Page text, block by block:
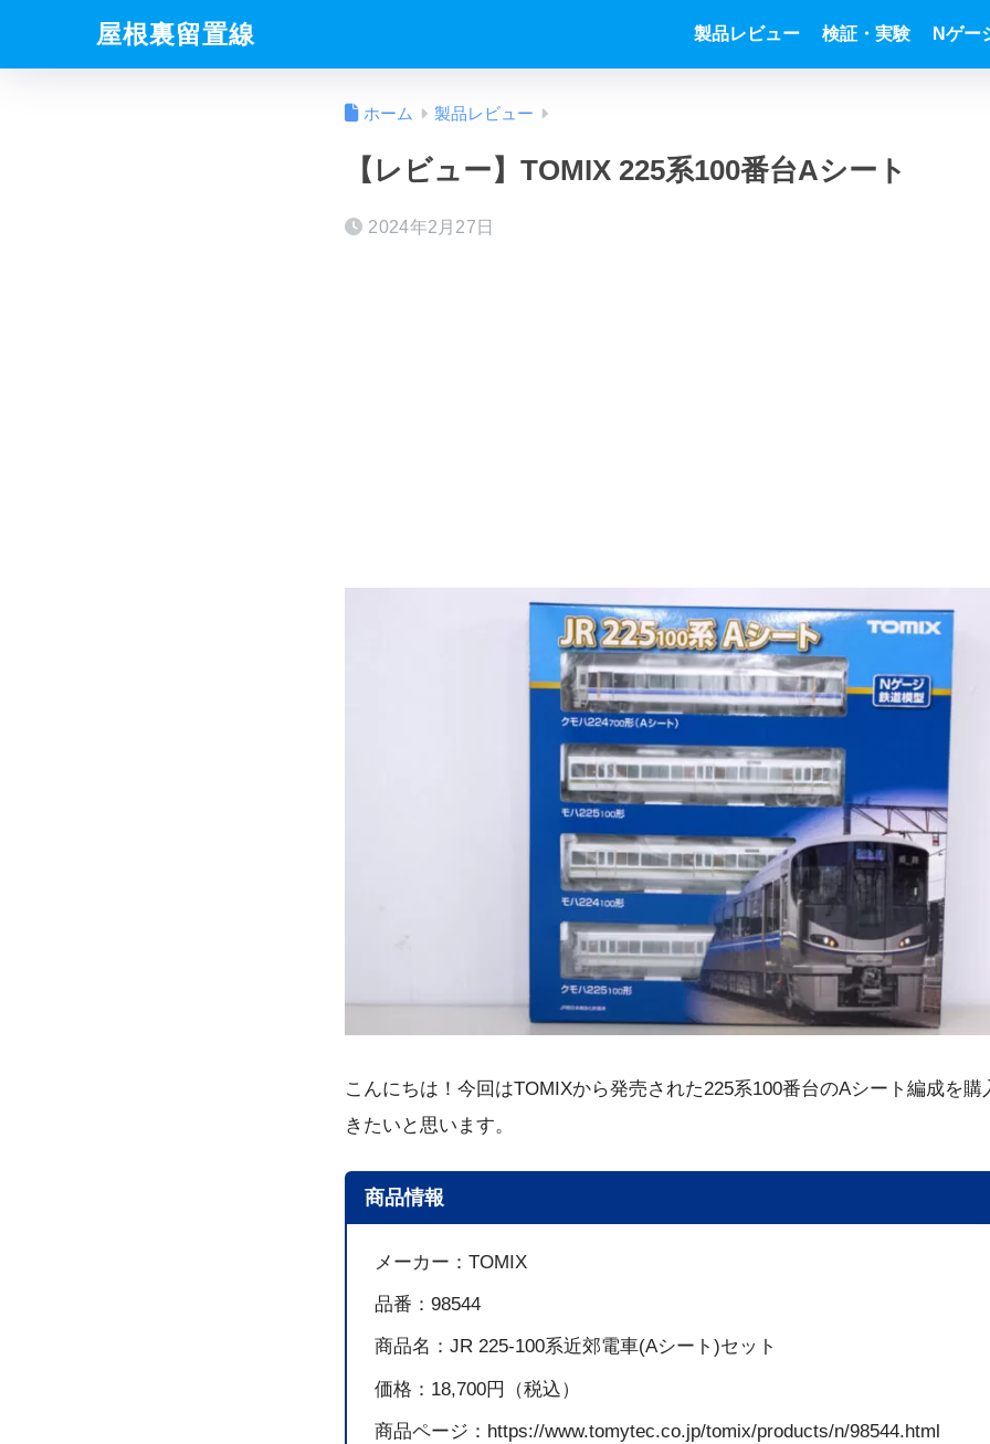
屋根裏留置線 製品レビュー 検証・実験 Nゲー
ホーム 製品レビュー
【レビュー】TOMIX 225系100番台Aシート
2024年2月27日
こんにちは！今回はTOMIXから発売された225系100番台のAシート編成を
きたいと思います。
商品情報
メーカー：TOMIX
品番：98544
商品名：JR 225-100系近郊電車(Aシート)セット
価格：18,700円（税込）
商品ページ：https://www.tomytec.co.jp/tomix/products/n/98544.html